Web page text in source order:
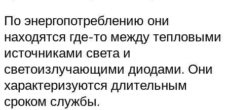
По энергопотреблению они
находятся где-то между тепловыми
источниками света и
светоизлучающими диодами. Они
характеризуются длительным
сроком службы.